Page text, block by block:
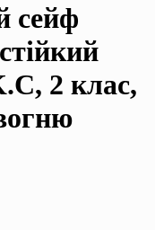
сейф
2 клас,